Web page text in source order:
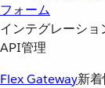
フォーム
インテグレーショ
API管理
Flex Gateway新